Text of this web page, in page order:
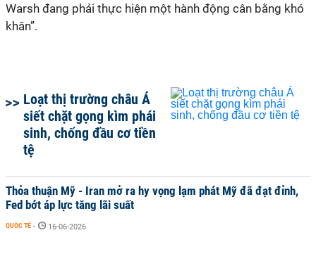
Warsh đang phải thực hiện một hành động cân bằng khó
khăn”.
Loạt thị trường châu Á
siết chặt gọng kìm phái
sinh, chống đầu cơ tiền
tệ
Thỏa thuận Mỹ - Iran mở ra hy vọng lạm phát Mỹ đã đạt đỉnh,
Fed bớt áp lực tăng lãi suất
QUỐC TẾ - 16-06-2026